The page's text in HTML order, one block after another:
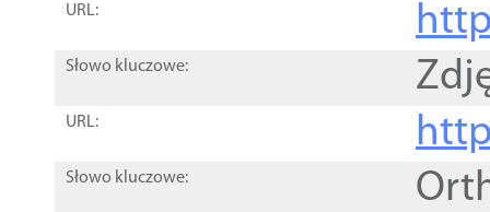
URL:
Słowo kluczowe:
URL:
Słowo kluczowe: